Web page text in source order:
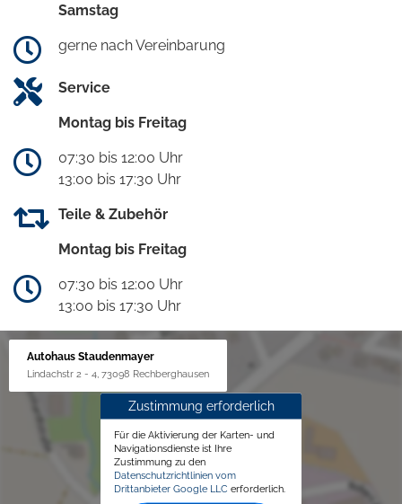
Samstag
gerne nach Vereinbarung
Service
Montag bis Freitag
07:30 bis 12:00 Uhr
13:00 bis 17:30 Uhr
Teile & Zubehör
Montag bis Freitag
07:30 bis 12:00 Uhr
13:00 bis 17:30 Uhr
Autohaus Staudenmayer
Lindachstr 2 - 4, 73098 Rechberghausen
Zustimmung erforderlich
Für die Aktivierung der Karten- und
Navigationsdienste ist Ihre
Zustimmung zu den
Datenschutzrichtlinien vom
Drittanbieter Google LLC erforderlich.